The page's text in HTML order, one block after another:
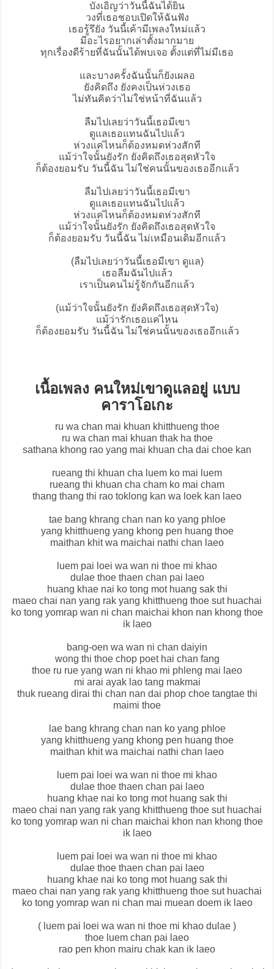
บังเอิญว่าวันนี้ฉันได้ยิน
วงที่เธอชอบเปิดให้ฉันฟัง
เธอรู้รึยัง วันนี้เค้ามีเพลงใหม่แล้ว
มีอะไรอยากเล่าตั้งมากมาย
ทุกเรื่องดีร้ายที่ฉันนั้นได้พบเจอ ตั้งแต่ที่ไม่มีเธอ
และบางครั้งฉันนั้นก็ยังเผลอ
ยังคิดถึง ยังคงเป็นห่วงเธอ
ไม่ทันคิดว่าไม่ใช่หน้าที่ฉันแล้ว
ลืมไปเลยว่าวันนี้เธอมีเขา
ดูแลเธอแทนฉันไปแล้ว
ห่วงแค่ไหนก็ต้องหมดห่วงสักที
แม้ว่าใจนั้นยังรัก ยังคิดถึงเธอสุดหัวใจ
ก็ต้องยอมรับ วันนี้ฉัน ไม่ใช่คนนั้นของเธออีกแล้ว
ลืมไปเลยว่าวันนี้เธอมีเขา
ดูแลเธอแทนฉันไปแล้ว
ห่วงแค่ไหนก็ต้องหมดห่วงสักที
แม้ว่าใจนั้นยังรัก ยังคิดถึงเธอสุดหัวใจ
ก็ต้องยอมรับ วันนี้ฉัน ไม่เหมือนเดิมอีกแล้ว
(ลืมไปเลยว่าวันนี้เธอมีเขา ดูแล)
เธอลืมฉันไปแล้ว
เราเป็นคนไม่รู้จักกันอีกแล้ว
(แม้ว่าใจนั้นยังรัก ยังคิดถึงเธอสุดหัวใจ)
แม้ว่ารักเธอแค่ไหน
ก็ต้องยอมรับ วันนี้ฉัน ไม่ใช่คนนั้นของเธออีกแล้ว
เนื้อเพลง คนใหม่เขาดูแลอยู่ แบบ
คาราโอเกะ
ru wa chan mai khuan khitthueng thoe
ru wa chan mai khuan thak ha thoe
sathana khong rao yang mai khuan cha dai choe kan
rueang thi khuan cha luem ko mai luem
rueang thi khuan cha cham ko mai cham
thang thang thi rao toklong kan wa loek kan laeo
tae bang khrang chan nan ko yang phloe
yang khitthueng yang khong pen huang thoe
maithan khit wa maichai nathi chan laeo
luem pai loei wa wan ni thoe mi khao
dulae thoe thaen chan pai laeo
huang khae nai ko tong mot huang sak thi
maeo chai nan yang rak yang khitthueng thoe sut huachai
ko tong yomrap wan ni chan maichai khon nan khong thoe
ik laeo
bang-oen wa wan ni chan daiyin
wong thi thoe chop poet hai chan fang
thoe ru rue yang wan ni khao mi phleng mai laeo
mi arai ayak lao tang makmai
thuk rueang dirai thi chan nan dai phop choe tangtae thi
maimi thoe
lae bang khrang chan nan ko yang phloe
yang khitthueng yang khong pen huang thoe
maithan khit wa maichai nathi chan laeo
luem pai loei wa wan ni thoe mi khao
dulae thoe thaen chan pai laeo
huang khae nai ko tong mot huang sak thi
maeo chai nan yang rak yang khitthueng thoe sut huachai
ko tong yomrap wan ni chan maichai khon nan khong thoe
ik laeo
luem pai loei wa wan ni thoe mi khao
dulae thoe thaen chan pai laeo
huang khae nai ko tong mot huang sak thi
maeo chai nan yang rak yang khitthueng thoe sut huachai
ko tong yomrap wan ni chan mai muean doem ik laeo
( luem pai loei wa wan ni thoe mi khao dulae )
thoe luem chan pai laeo
rao pen khon mairu chak kan ik laeo